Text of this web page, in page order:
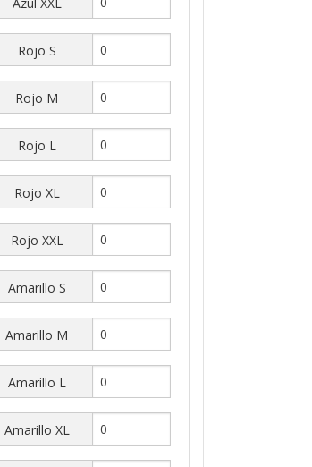
Rojo S
Rojo M
Rojo L
Rojo XL
Rojo XXL
Amarillo S
Amarillo M
Amarillo L
Amarillo XL